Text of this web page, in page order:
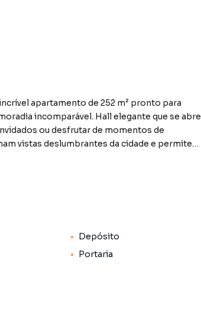
apartamento de 252 m² pronto para
incomparável. Hall elegante que se abre
ou desfrutar de momentos de
vistas deslumbrantes da cidade e permitem
armários . área gourmet integrada com a
do imóvel sujeitos a alteração sem
Depósito
Portaria